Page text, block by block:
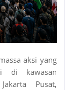
aksi yang
di kawasan
Pusat,